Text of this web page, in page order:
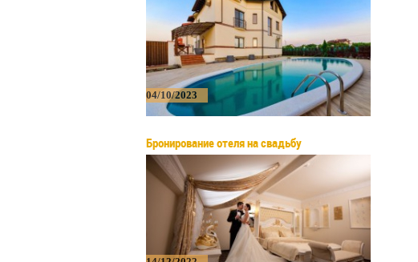
04/10/2023
Бронирование отеля на свадьбу